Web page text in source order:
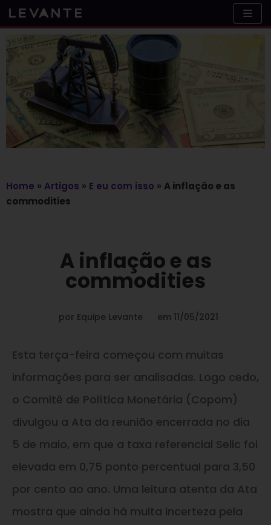
Skip
to
content
Home » Artigos » E eu com isso » A inflação e as
commodities
A inflação e as
commodities
por Equipe Levante em 11/05/2021
Esta terça-feira começou com muitas
informações para ser analisadas. Logo cedo,
o Comitê de Política Monetária (Copom)
divulgou a Ata da reunião encerrada no dia
5 de maio, em que a taxa referencial Selic foi
elevada em 0,75 ponto percentual para 3,50
por cento ao ano. Uma leitura atenta da Ata
mostra que ainda há muita incerteza pela